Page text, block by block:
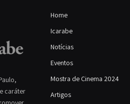
caráter
Home
Icarabe
Notícias
Eventos
Mostra de Cinema 2024
Artigos